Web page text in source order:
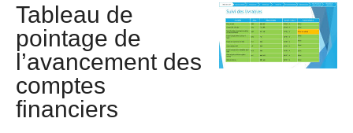
Tableau de
pointage de
l’avancement des
comptes
financiers